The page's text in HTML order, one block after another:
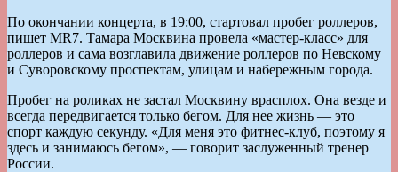
По окончании концерта, в 19:00, стартовал пробег роллеров,
пишет MR7. Тамара Москвина провела «мастер-класс» для
роллеров и сама возглавила движение роллеров по Невскому
и Суворовскому проспектам, улицам и набережным города.
Пробег на роликах не застал Москвину врасплох. Она везде и
всегда передвигается только бегом. Для нее жизнь — это
спорт каждую секунду. «Для меня это фитнес-клуб, поэтому я
здесь и занимаюсь бегом», — говорит заслуженный тренер
России.